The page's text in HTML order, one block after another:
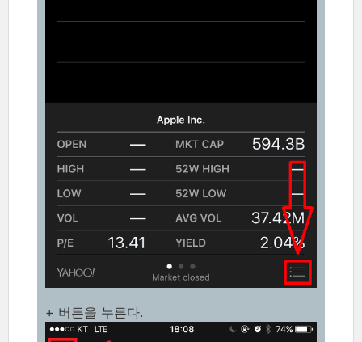
+ 버튼을 누른다.